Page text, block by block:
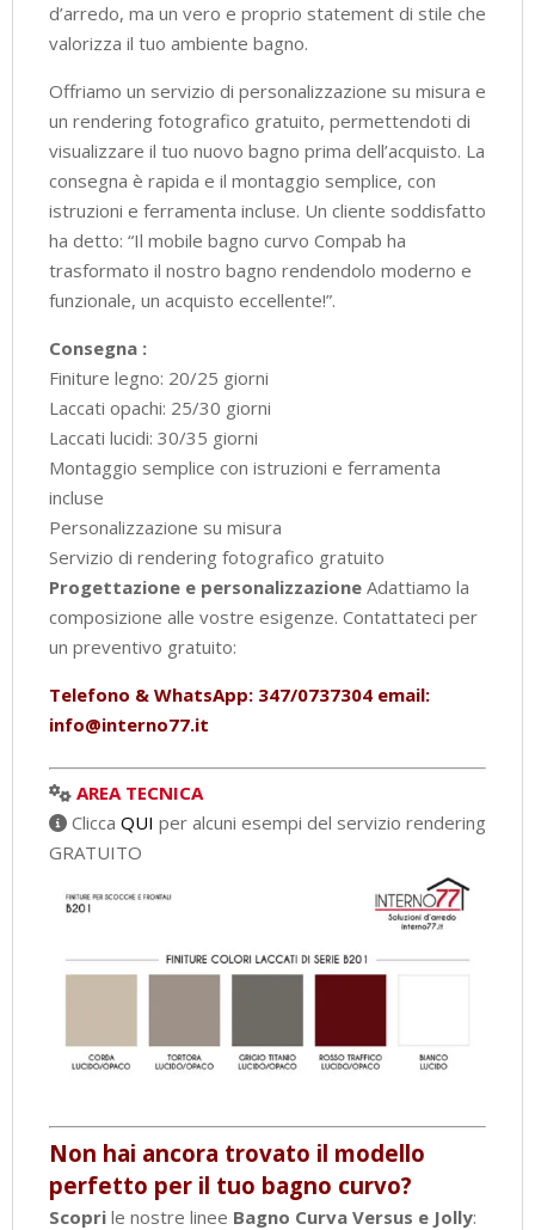
d’arredo, ma un vero e proprio statement di stile che
valorizza il tuo ambiente bagno.
Offriamo un servizio di personalizzazione su misura e
un rendering fotografico gratuito, permettendoti di
visualizzare il tuo nuovo bagno prima dell’acquisto. La
consegna è rapida e il montaggio semplice, con
istruzioni e ferramenta incluse. Un cliente soddisfatto
ha detto: “Il mobile bagno curvo Compab ha
trasformato il nostro bagno rendendolo moderno e
funzionale, un acquisto eccellente!”.
Consegna :
Finiture legno: 20/25 giorni
Laccati opachi: 25/30 giorni
Laccati lucidi: 30/35 giorni
Montaggio semplice con istruzioni e ferramenta
incluse
Personalizzazione su misura
Servizio di rendering fotografico gratuito
Progettazione e personalizzazione Adattiamo la
composizione alle vostre esigenze. Contattateci per
un preventivo gratuito:
Telefono & WhatsApp: 347/0737304 email:
info@interno77.it
AREA TECNICA
Clicca QUI per alcuni esempi del servizio rendering
GRATUITO
Non hai ancora trovato il modello
perfetto per il tuo bagno curvo?
Scopri le nostre linee Bagno Curva Versus e Jolly: